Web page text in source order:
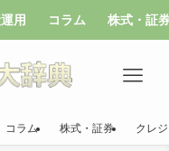
用 コラム 株式・証
コラム 株式・証券 クレ